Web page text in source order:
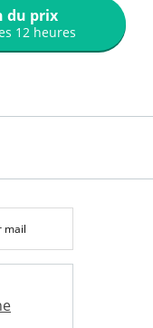
du prix
12 heures
mail